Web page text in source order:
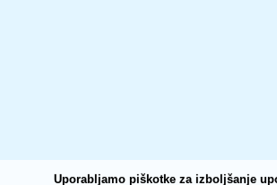
Uporabljamo piškotke za izboljšanje